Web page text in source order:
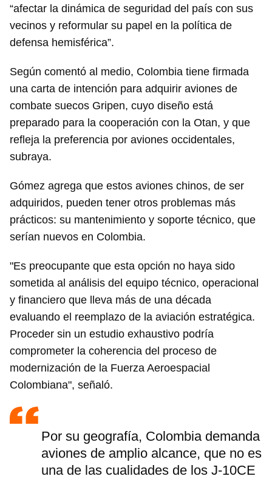
“afectar la dinámica de seguridad del país con sus
vecinos y reformular su papel en la política de
defensa hemisférica”.
Según comentó al medio, Colombia tiene firmada
una carta de intención para adquirir aviones de
combate suecos Gripen, cuyo diseño está
preparado para la cooperación con la Otan, y que
refleja la preferencia por aviones occidentales,
subraya.
Gómez agrega que estos aviones chinos, de ser
adquiridos, pueden tener otros problemas más
prácticos: su mantenimiento y soporte técnico, que
serían nuevos en Colombia.
"Es preocupante que esta opción no haya sido
sometida al análisis del equipo técnico, operacional
y financiero que lleva más de una década
evaluando el reemplazo de la aviación estratégica.
Proceder sin un estudio exhaustivo podría
comprometer la coherencia del proceso de
modernización de la Fuerza Aeroespacial
Colombiana", señaló.
Por su geografía, Colombia demanda
aviones de amplio alcance, que no es
una de las cualidades de los J-10CE